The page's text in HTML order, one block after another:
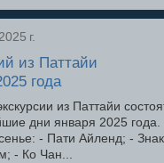
г.
из Паттайи
года
из Паттайи
дни января 2025 года.
- Пати Айленд; -
- Ко Чан...